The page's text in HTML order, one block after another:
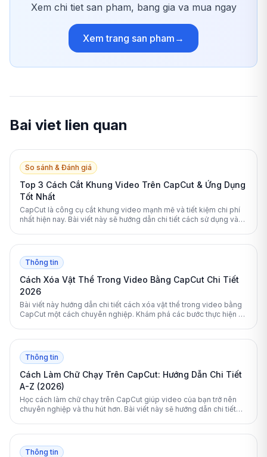
Xem chi tiet san pham, bang gia va mua ngay
Xem trang san pham →
Bai viet lien quan
So sánh & Đánh giá
Top 3 Cách Cắt Khung Video Trên CapCut & Ứng Dụng
Tốt Nhất
CapCut là công cụ cắt khung video mạnh mẽ và tiết kiệm chi phí
nhất hiện nay. Bài viết này sẽ hướng dẫn chi tiết cách sử dụng và
Thông tin
Cách Xóa Vật Thể Trong Video Bằng CapCut Chi Tiết
2026
Bài viết này hướng dẫn chi tiết cách xóa vật thể trong video bằng
CapCut một cách chuyên nghiệp. Khám phá các bước thực hiện và
Thông tin
Cách Làm Chữ Chạy Trên CapCut: Hướng Dẫn Chi Tiết
A-Z (2026)
Học cách làm chữ chạy trên CapCut giúp video của bạn trở nên
chuyên nghiệp và thu hút hơn. Bài viết này sẽ hướng dẫn chi tiết
Thông tin